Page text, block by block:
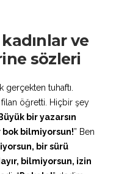
ve
sözleri
tuhaftı.
öğretti. Hiçbir şey
bir yazarsın
bok bilmiyorsun!” Ben
bir sürü
bilmiyorsun, izin